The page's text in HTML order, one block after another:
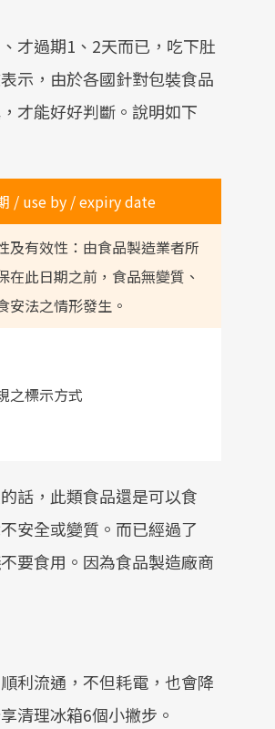
才過期1、2天而已，吃下肚
示，由於各國針對包裝食品
才能好好判斷。說明如下
/ use by / expiry date
及有效性：由食品製造業者所
在此日期之前，食品無變質、
安法之情形發生。
之標示方式
話，此類食品還是可以食
安全或變質。而已經過了
要食用。因為食品製造廠商
利流通，不但耗電，也會降
清理冰箱6個小撇步。